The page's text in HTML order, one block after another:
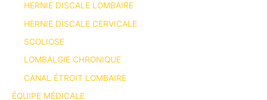
HERNIE DISCALE LOMBAIRE
HERNIE DISCALE CERVICALE
SCOLIOSE
LOMBALGIE CHRONIQUE
CANAL ÉTROIT LOMBAIRE
ÉQUIPE MÉDICALE